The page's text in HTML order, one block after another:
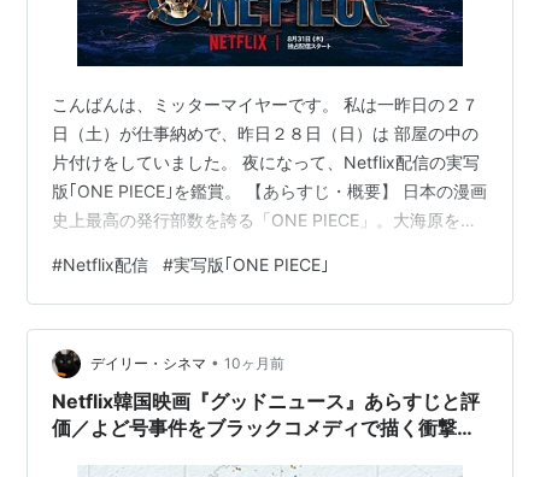
こんばんは、ミッターマイヤーです。 私は一昨日の２７
日（土）が仕事納めで、昨日２８日（日）は 部屋の中の
片付けをしていました。 夜になって、Netflix配信の実写
版｢ONE PIECE｣を鑑賞。 【あらすじ・概要】 日本の漫画
史上最高の発行部数を誇る「ONE PIECE」。大海原を舞
伝説の海賊王ゴール・D・ロジャーの遺した“ひとつなぎ
の大秘宝（ワンピース）”を巡り、幾人もの海賊達が戦っ
ていた大海賊時代。そんな中、偉大なる海賊・赤髪のシ
ャンクスに憧れる少年ルフィは、シャンクスと海での再
会を約束する。それから数年後、成長したルフィは揺る
がぬ夢を…
#Netflix配信 #実写版｢ONE PIECE｣
デイリー・シネマ • 10ヶ月前
Netflix韓国映画『グッドニュース』あらすじと評
価／よど号事件をブラックコメディで描く衝撃の